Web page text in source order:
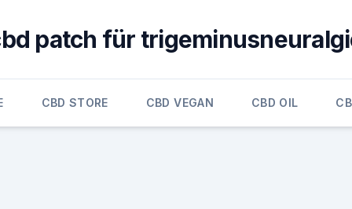
patch für
CBD STORE CBD VEGAN CBD OIL